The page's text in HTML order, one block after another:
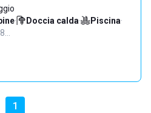
· Doccia calda· Piscina·
1